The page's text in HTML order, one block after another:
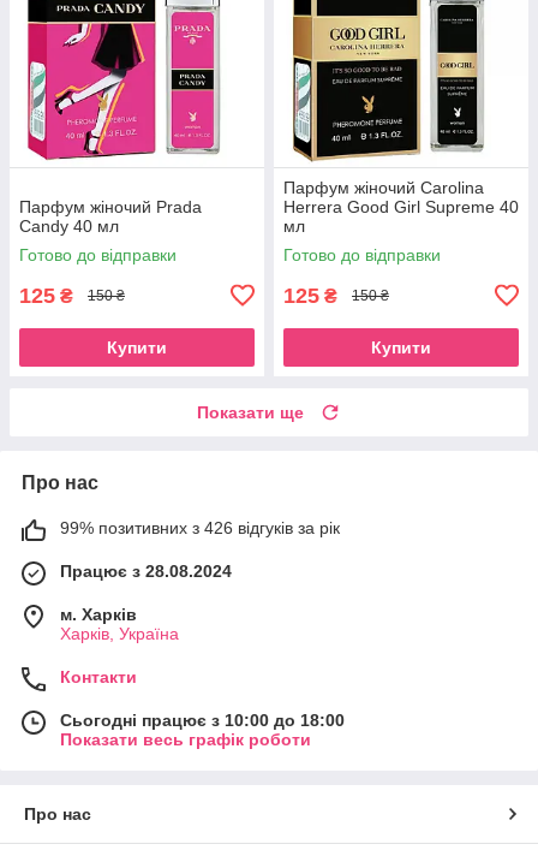
Парфум жіночий Prada
Candy 40 мл
Готово до відправки
125 ₴ 150 ₴
Купити
Парфум жіночий Carolina
Herrera Good Girl Supreme 40
мл
Готово до відправки
125 ₴ 150 ₴
Купити
Показати ще
Про нас
99% позитивних з 426 відгуків за рік
Працює з 28.08.2024
м. Харків
Харків, Україна
Контакти
Сьогодні працює з 10:00 до 18:00
Показати весь графік роботи
Про нас